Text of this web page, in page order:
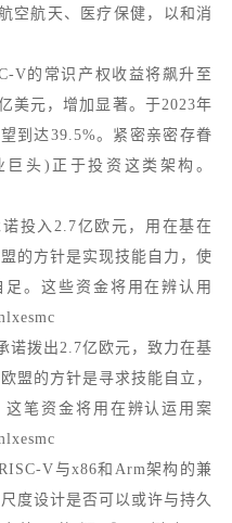
空航天、医疗保健，以和消
V的常识产权收益将飙升至
美元，增加显著。于2023年
到达39.5%。紧密亲密存眷
头)正于投资这类架构。
投入2.7亿欧元，用在基在
的方针是实现技能自力，使
。这些资金将用在辨认用
诺拨出2.7亿欧元，致力在基
盟的方针是寻求技能自立，
笔资金将用在辨认运用案
V与x86和Arm架构的兼
度设计是否可以或许与持久